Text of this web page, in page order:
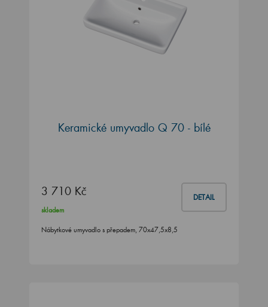
Keramické umyvadlo Q 70 - bílé
3 710 Kč DETAIL
skladem
Nábytkové umyvadlo s přepadem, 70x47,5x8,5